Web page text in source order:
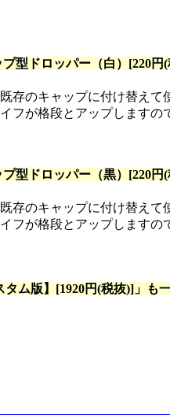
型ドロッパー（白）[220円
存のキャップに付け替えて
フが格段とアップしますの
型ドロッパー（黒）[220円
存のキャップに付け替えて
フが格段とアップしますの
タム版】[1920円(税抜)] 」も